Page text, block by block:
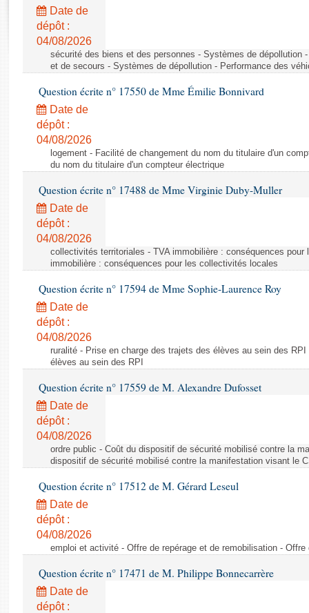
Rapports législatifs
Rapports sur l'application des lois
Baromètre de l’application des lois
Dossiers législatifs
Budget et sécurité sociale
Questions écrites et orales
Comptes rendus des débats
Date de
dépôt :
04/08/2026
sécurité des biens et des personnes - Systèmes de dépollution
et de secours - Systèmes de dépollution - Performance des
Question écrite n° 17550 de Mme Émilie Bonnivard
Date de
dépôt :
04/08/2026
logement - Facilité de changement du nom du titulaire d'un
du nom du titulaire d'un compteur électrique
Question écrite n° 17488 de Mme Virginie Duby-Muller
Date de
dépôt :
04/08/2026
collectivités territoriales - TVA immobilière : conséquences
immobilière : conséquences pour les collectivités locales
Question écrite n° 17594 de Mme Sophie-Laurence Roy
Date de
dépôt :
04/08/2026
ruralité - Prise en charge des trajets des élèves au sein des
élèves au sein des RPI
Question écrite n° 17559 de M. Alexandre Dufosset
Date de
dépôt :
04/08/2026
ordre public - Coût du dispositif de sécurité mobilisé contre la
dispositif de sécurité mobilisé contre la manifestation visant le
Question écrite n° 17512 de M. Gérard Leseul
Date de
dépôt :
04/08/2026
emploi et activité - Offre de repérage et de remobilisation -
Question écrite n° 17471 de M. Philippe Bonnecarrère
Date de
dépôt :